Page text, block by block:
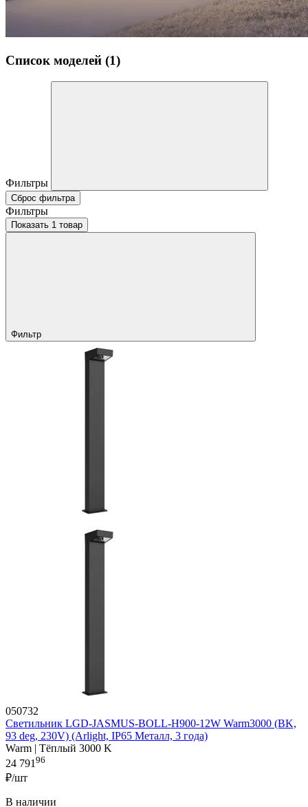
Список моделей (1)
Фильтры
Сброс фильтра
Фильтры
Показать 1 товар
Фильтр
050732
Светильник LGD-JASMUS-BOLL-H900-12W Warm3000 (BK,
93 deg, 230V) (Arlight, IP65 Металл, 3 года)
Warm | Тёплый 3000 K
24 791 96
₽/шт
В наличии